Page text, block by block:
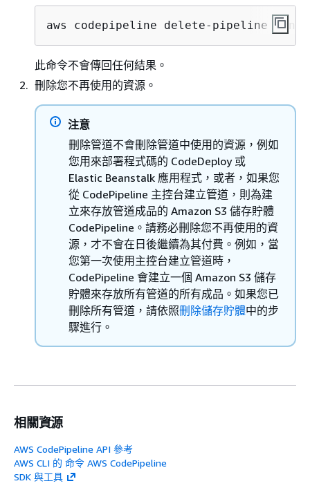
aws codepipeline delete-pipeline --
此命令不會傳回任何結果。
刪除您不再使用的資源。
注意
刪除管道不會刪除管道中使用的資源，例如
您用來部署程式碼的 CodeDeploy 或
Elastic Beanstalk 應用程式，或者，如果您
從 CodePipeline 主控台建立管道，則為建
立來存放管道成品的 Amazon S3 儲存貯體
CodePipeline。請務必刪除您不再使用的資
源，才不會在日後繼續為其付費。例如，當
您第一次使用主控台建立管道時，
CodePipeline 會建立一個 Amazon S3 儲存
貯體來存放所有管道的所有成品。如果您已
刪除所有管道，請依照刪除儲存貯體​中的步
驟進行。
相關資源
AWS CodePipeline API 參考
AWS CLI 的 命令 AWS CodePipeline
SDK 與工具